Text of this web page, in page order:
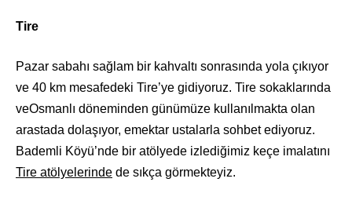
Tire
Pazar sabahı sağlam bir kahvaltı sonrasında yola çıkıyor
ve 40 km mesafedeki Tire’ye gidiyoruz. Tire sokaklarında
veOsmanlı döneminden günümüze kullanılmakta olan
arastada dolaşıyor, emektar ustalarla sohbet ediyoruz.
Bademli Köyü’nde bir atölyede izlediğimiz keçe imalatını
Tire atölyelerinde de sıkça görmekteyiz.